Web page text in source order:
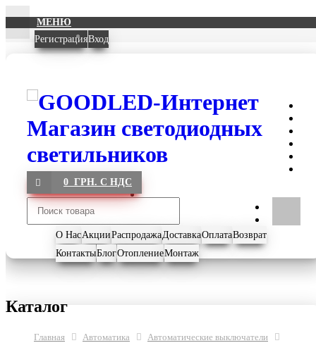
МЕНЮ
РегистрацияВход
0 ГРН. С НДС
О НасАкцииРаспродажаДоставкаОплатаВозврат
КонтактыБлогОтоплениеМонтаж
Каталог
Главная Автоматика
Автоматические выключатели